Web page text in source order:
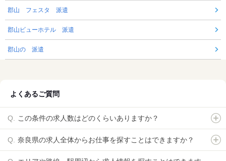
郡山 フェスタ 派遣
郡山ビューホテル 派遣
郡山の 派遣
よくあるご質問
この条件の求人数はどのくらいありますか？
奈良県の求人全体からお仕事を探すことはできますか？